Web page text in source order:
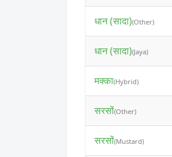
धान (सादा)(Other)
धान (सादा)(Jaya)
मक्का(Hybrid)
सरसों(Other)
सरसों(Mustard)